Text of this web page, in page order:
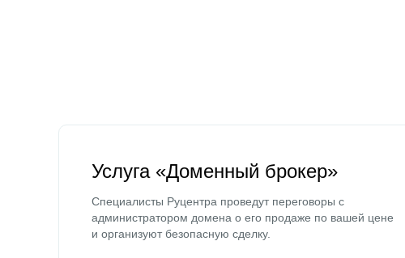
Услуга «Доменный брокер»
Специалисты Руцентра проведут переговоры с
администратором домена о его продаже по вашей цене
и организуют безопасную сделку.